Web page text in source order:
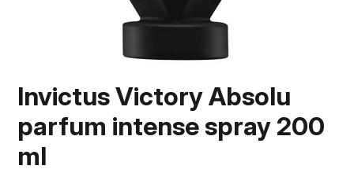
Invictus Victory Absolu
parfum intense spray 200
ml